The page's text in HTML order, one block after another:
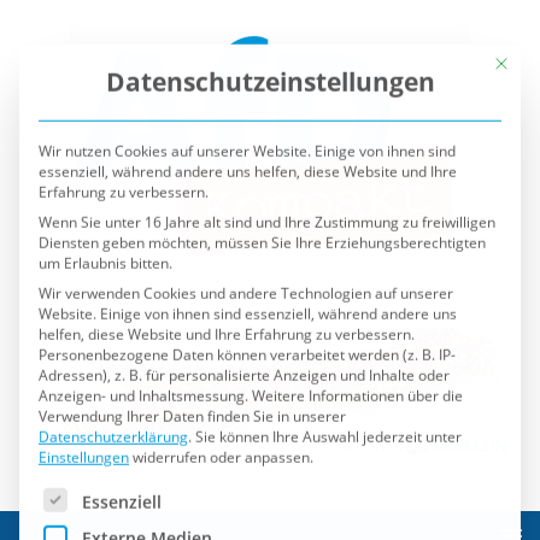
Wir nutzen Cookies auf unserer Website. Einige von ihnen sind
essenziell, während andere uns helfen, diese Website und Ihre
Erfahrung zu verbessern.
Wenn Sie unter 16 Jahre alt sind und Ihre Zustimmung zu freiwilligen
Diensten geben möchten, müssen Sie Ihre Erziehungsberechtigten
um Erlaubnis bitten.
Wir verwenden Cookies und andere Technologien auf unserer
Website. Einige von ihnen sind essenziell, während andere uns
helfen, diese Website und Ihre Erfahrung zu verbessern.
Personenbezogene Daten können verarbeitet werden (z. B. IP-
Adressen), z. B. für personalisierte Anzeigen und Inhalte oder
Anzeigen- und Inhaltsmessung.Weitere Informationen über die
Verwendung Ihrer Daten finden Sie in unserer
Datenschutzerklärung. Sie können Ihre Auswahl jederzeit unter
Einstellungenwiderrufen oder anpassen.
Es folgt eine Liste der Service-Gruppen, für die eine
Externe Medien